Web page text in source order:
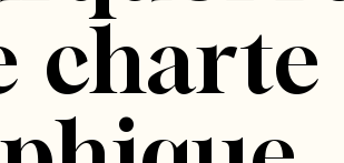
charte